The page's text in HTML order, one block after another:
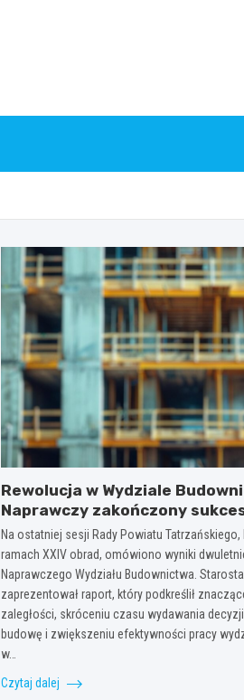
Rewolucja w Wydziale
Naprawczy zakończony
Na ostatniej sesji Rady Powiatu Tatrzańskiego,
ramach XXIV obrad, omówiono wyniki
Naprawczego Wydziału Budownictwa.
zaprezentował raport, który podkreślił
zaległości, skróceniu czasu wydawania
budowę i zwiększeniu efektywności pracy
w…
Czytaj dalej